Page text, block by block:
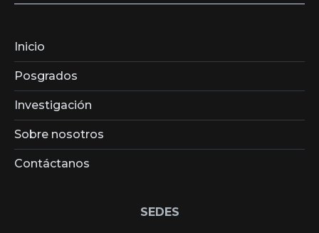
Inicio
Posgrados
Investigación
Sobre nosotros
Contáctanos
SEDES